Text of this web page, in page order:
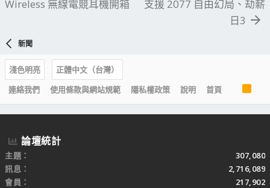
Wireless 無線電競耳機開箱
支援 2077 自由幻局、劫薪
日3
新聞
淺色明亮
正體中文（台灣）
連絡我們
使用條款與網站規範 隱私權政策 說明 首頁
R
S
S
論壇統計
主題
307,080
訊息
2,716,089
會員
217,902